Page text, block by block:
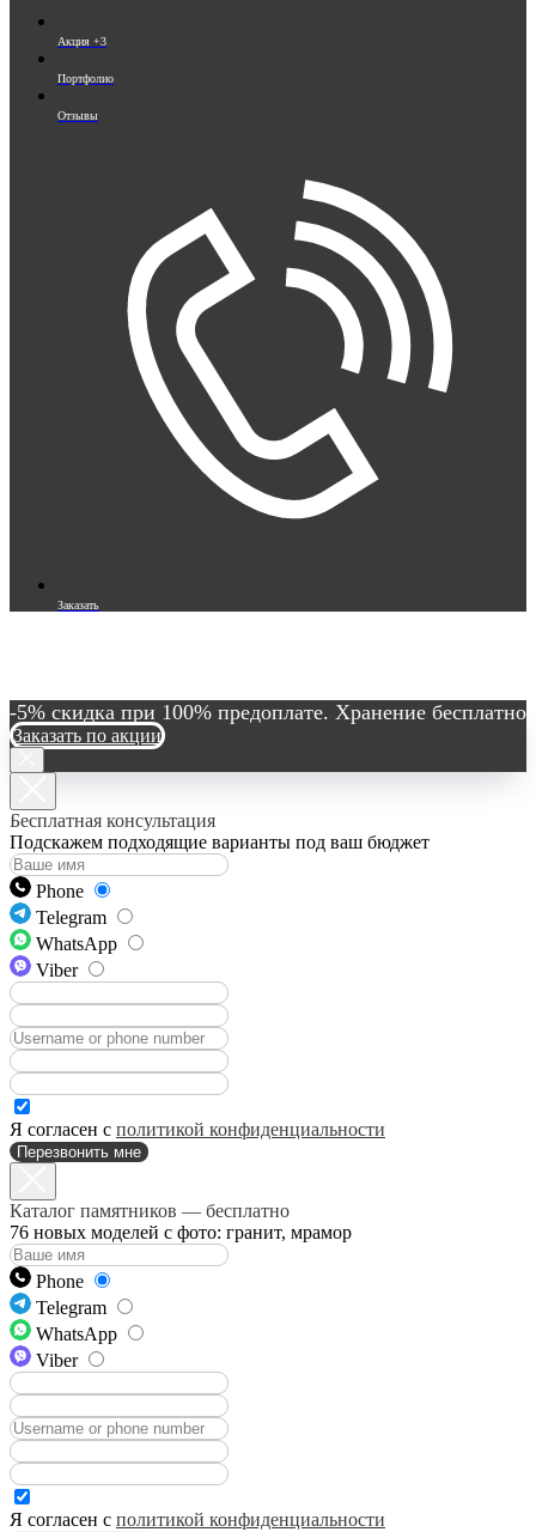
Акция +3
Портфолио
Отзывы
Заказать
-5% скидка при 100% предоплате. Хранение бесплатно
Заказать по акции
Бесплатная консультация
Подскажем подходящие варианты под ваш бюджет
Phone
Telegram
WhatsApp
Viber
Я согласен с политикой конфиденциальности
Перезвонить мне
Каталог памятников — бесплатно
76 новых моделей с фото: гранит, мрамор
Phone
Telegram
WhatsApp
Viber
Я согласен с политикой конфиденциальности